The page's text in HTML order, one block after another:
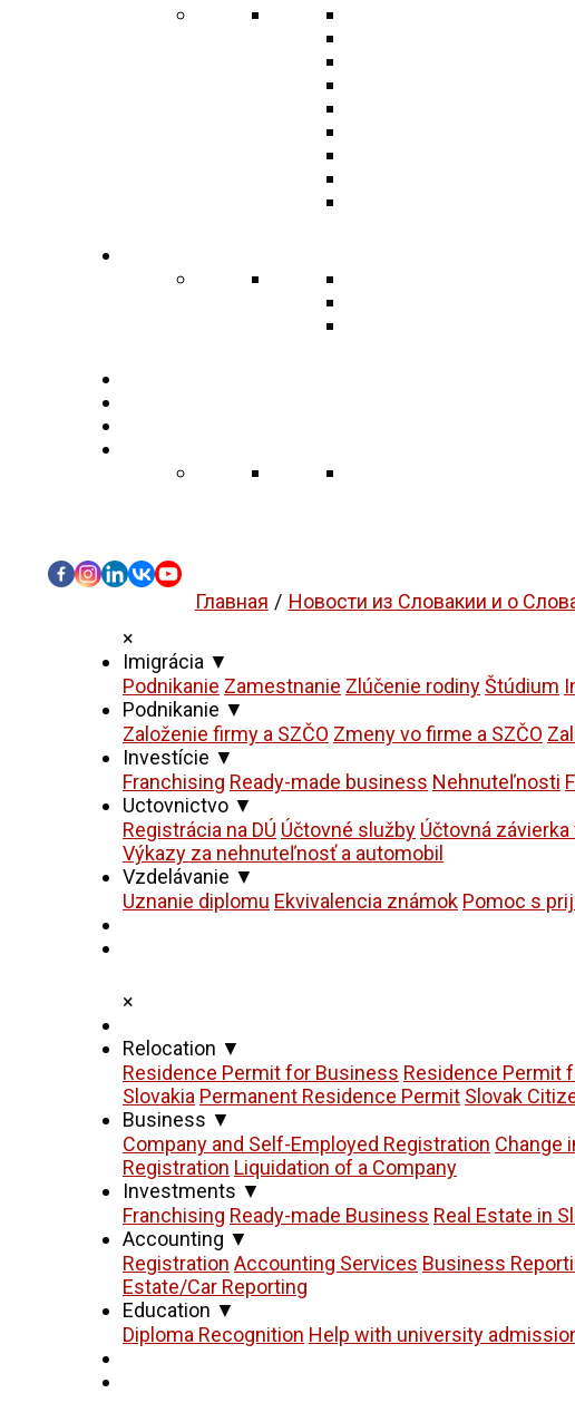
Главная Новости из Словакии и о
×
Imigrácia ▼
Podnikanie Zamestnanie Zlúčenie rodinyŠtúdium
Podnikanie ▼
Založenie firmy a SZČO Zmeny vo firme a SZČO
Investície ▼
Franchising Ready-made business Nehnuteľnosti
Uctovnictvo ▼
Registrácia na DÚ Účtovné služby Účtovná závierka
Výkazy za nehnuteľnosť a automobil
Vzdelávanie ▼
Uznanie diplomu Ekvivalencia známok Pomoc s
×
Relocation ▼
Residence Permit for Business Residence Permit
Slovakia Permanent Residence Permit Slovak
Business ▼
Company and Self-Employed Registration Change
Registration Liquidation of a Company
Investments ▼
Franchising Ready-made Business Real Estate in
Accounting ▼
Registration Accounting Services Business
Estate/Car Reporting
Education ▼
Diploma Recognition Help with university